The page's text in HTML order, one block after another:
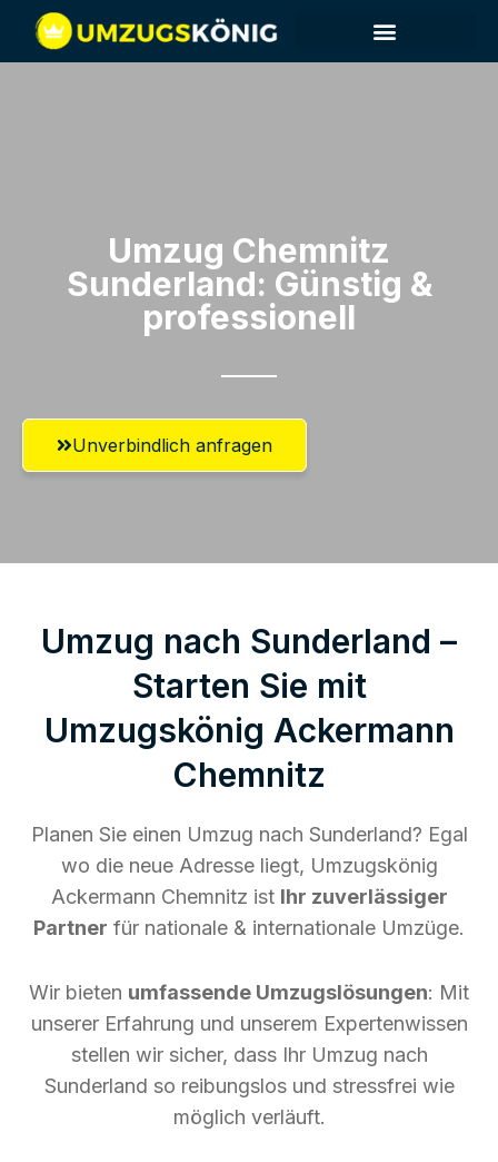
Umzug Chemnitz​
Sunderland: Günstig &
professionell​
Unverbindlich anfragen
Umzug nach Sunderland –
Starten Sie mit
Umzugskönig Ackermann
Chemnitz
Planen Sie einen Umzug nach Sunderland? Egal
wo die neue Adresse liegt, Umzugskönig
Ackermann Chemnitz ist Ihr zuverlässiger
Partner für nationale & internationale Umzüge.
Wir bieten umfassende Umzugslösungen: Mit
unserer Erfahrung und unserem Expertenwissen
stellen wir sicher, dass Ihr Umzug nach
Sunderland so reibungslos und stressfrei wie
möglich verläuft.